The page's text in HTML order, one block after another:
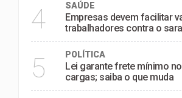
4 SAÚDE
Empresas devem facilitar
trabalhadores contra o
5 POLÍTICA
Lei garante frete mínimo
cargas; saiba o que muda